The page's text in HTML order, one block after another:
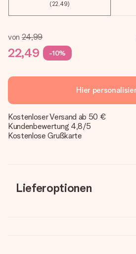
(22,49)
von 24,99
22,49 -10%
Hier
Kostenloser Versand ab 50 €
Kundenbewertung 4,8/5
Kostenlose Grußkarte
Lieferoptionen